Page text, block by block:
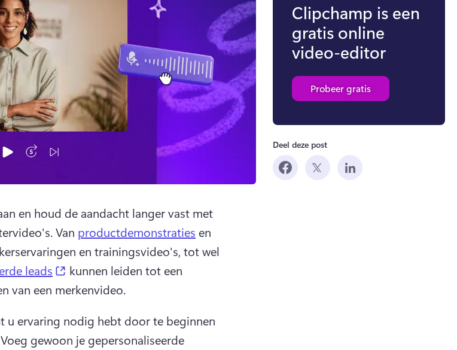
en houd de aandacht langer vast met
Van productdemonstraties en
en trainingsvideo's, tot wel
leads
(opens in a new tab)
kunnen leiden tot een
van een merkenvideo.
u ervaring nodig hebt door te beginnen
Voeg gewoon je gepersonaliseerde
Clipchamp is een
gratis online
video-editor
Probeer gratis
Deel deze post